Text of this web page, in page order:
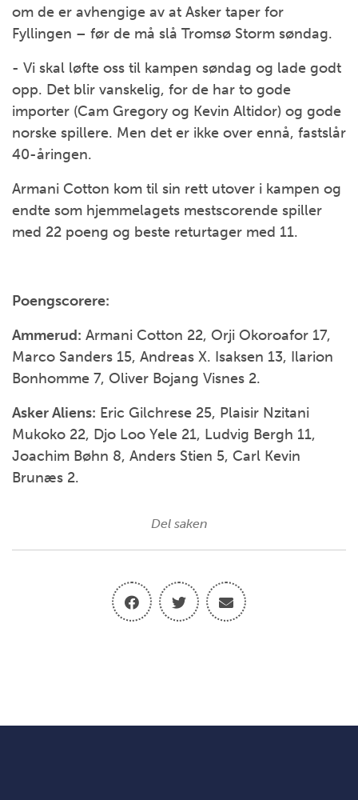
om de er avhengige av at Asker taper for
Fyllingen – før de må slå Tromsø Storm søndag.
- Vi skal løfte oss til kampen søndag og lade godt
opp. Det blir vanskelig, for de har to gode
importer (Cam Gregory og Kevin Altidor) og gode
norske spillere. Men det er ikke over ennå, fastslår
40-åringen.
Armani Cotton kom til sin rett utover i kampen og
endte som hjemmelagets mestscorende spiller
med 22 poeng og beste returtager med 11.
Poengscorere:
Ammerud: Armani Cotton 22, Orji Okoroafor 17,
Marco Sanders 15, Andreas X. Isaksen 13, Ilarion
Bonhomme 7, Oliver Bojang Visnes 2.
Asker Aliens: Eric Gilchrese 25, Plaisir Nzitani
Mukoko 22, Djo Loo Yele 21, Ludvig Bergh 11,
Joachim Bøhn 8, Anders Stien 5, Carl Kevin
Brunæs 2.
Del saken